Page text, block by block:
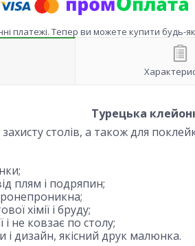
платежі. Тепер ви можете купити
Турецька
столів, а також для
плям і подряпин;
хімії і бруду;
не ковзає по столу;
і дизайн, якісний друк малюнка.